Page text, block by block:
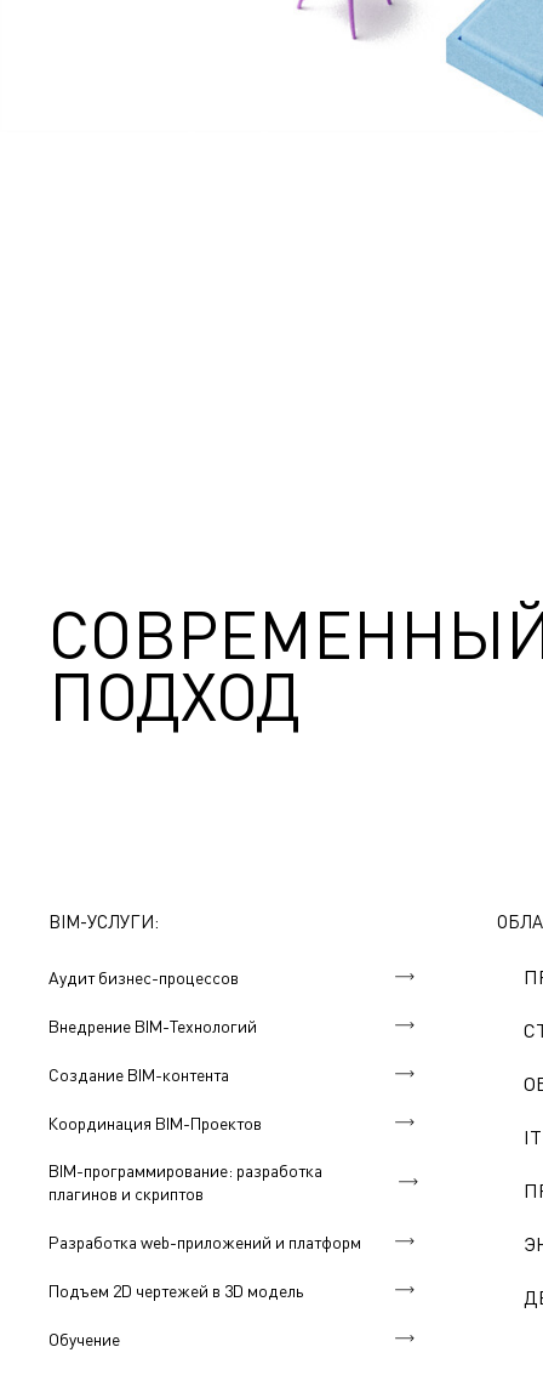
ПОДХОД
BIM-УСЛУГИ:
Аудит бизнес-процессов
Внедрение BIM-Технологий
Создание BIM-контента
Координация BIM-Проектов
BIM-программирование: разработка
плагинов и скриптов
Разработка web-приложений и платформ
Подъем 2D чертежей в 3D модель
Обучение
IT